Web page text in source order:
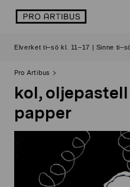
logo
Elverket ti–sö kl. 11–17 | Sinne
Pro Artibus
kol,
papper